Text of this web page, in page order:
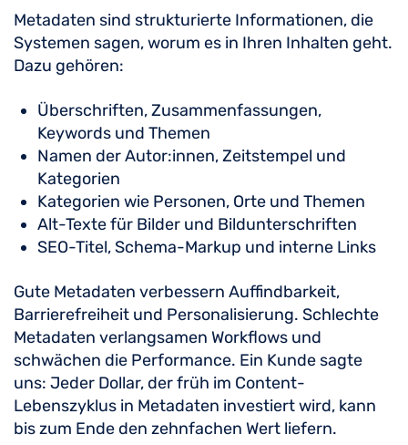
Metadaten sind strukturierte Informationen, die
Systemen sagen, worum es in Ihren Inhalten geht.
Dazu gehören:
Überschriften, Zusammenfassungen,
Keywords und Themen
Namen der Autor:innen, Zeitstempel und
Kategorien
Kategorien wie Personen, Orte und Themen
Alt-Texte für Bilder und Bildunterschriften
SEO-Titel, Schema-Markup und interne Links
Gute Metadaten verbessern Auffindbarkeit,
Barrierefreiheit und Personalisierung. Schlechte
Metadaten verlangsamen Workflows und
schwächen die Performance. Ein Kunde sagte
uns: Jeder Dollar, der früh im Content-
Lebenszyklus in Metadaten investiert wird, kann
bis zum Ende den zehnfachen Wert liefern.